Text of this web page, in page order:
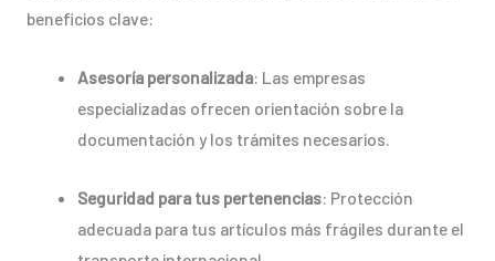
beneficios clave:
Asesoría personalizada: Las empresas
especializadas ofrecen orientación sobre la
documentación y los trámites necesarios.
Seguridad para tus pertenencias: Protección
adecuada para tus artículos más frágiles durante el